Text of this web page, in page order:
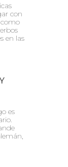
con
como
en las
es